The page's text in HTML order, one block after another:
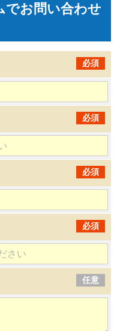
でお問い合わせ
必須
必須
必須
必須
任意